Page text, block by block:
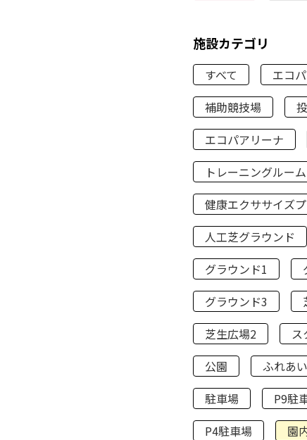
施設カテゴリ
すべて
エコ
補助競技場
エコパアリーナ
トレーニングルーム
健康エクササイズ
人工芝グラウンド
グラウンド1
グラウンド3
芝生広場2
ス
公園
ふれあ
駐車場
P9駐
P4駐車場
園